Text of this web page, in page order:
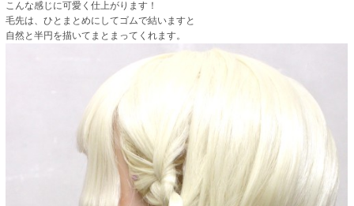
こんな感じに可愛く仕上がります！
毛先は、ひとまとめにしてゴムで結いますと
自然と半円を描いてまとまってくれます。